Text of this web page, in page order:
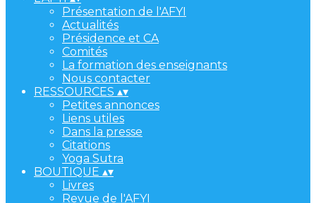
Présentation de l'AFYI
Actualités
Présidence et CA
Comités
La formation des enseignants
Nous contacter
RESSOURCES ▴▾
Petites annonces
Liens utiles
Dans la presse
Citations
Yoga Sutra
BOUTIQUE ▴▾
Livres
Revue de l'AFYI